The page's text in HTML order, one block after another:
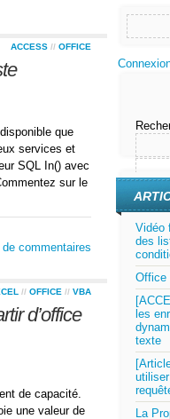
ACCESS // OFFICE
que
services et
SQL In() avec
sur le
de commentaires
// OFFICE // VBA
d’office
de capacité.
une valeur de
Vidéo
des
Office
les
texte
La